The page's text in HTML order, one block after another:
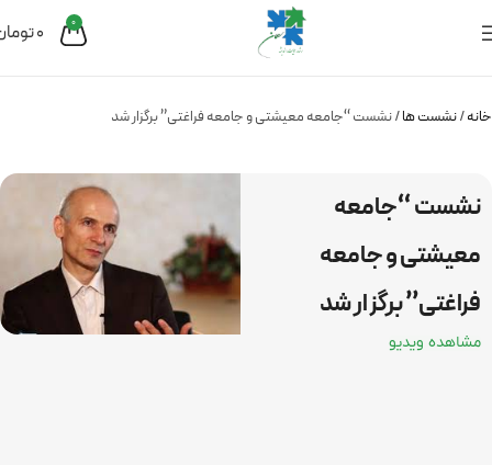
0
0
خانه نشست ها نشست “جامعه معیشتی و جامعه فراغتی” برگزار شد
نشست “جامعه
معیشتی و جامعه
فراغتی” برگزار شد
مشاهده ویدیو